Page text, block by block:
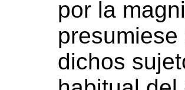
por la
dichos